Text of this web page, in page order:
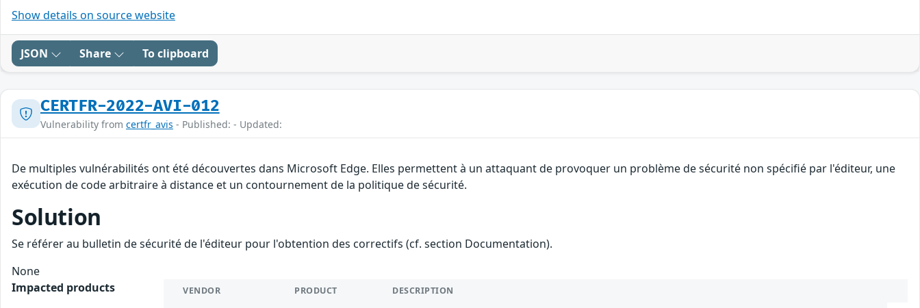
Show details on source website
JSON Share To clipboard
CERTFR-2022-AVI-012
Vulnerability from certfr_avis - Published: - Updated:
De multiples vulnérabilités ont été découvertes dans Microsoft Edge. Elles permettent à un attaquant de provoquer un problème de sécurité non spécifié par l'éditeur, une
exécution de code arbitraire à distance et un contournement de la politique de sécurité.
Solution
Se référer au bulletin de sécurité de l'éditeur pour l'obtention des correctifs (cf. section Documentation).
None
Impacted products
VENDOR PRODUCT DESCRIPTION